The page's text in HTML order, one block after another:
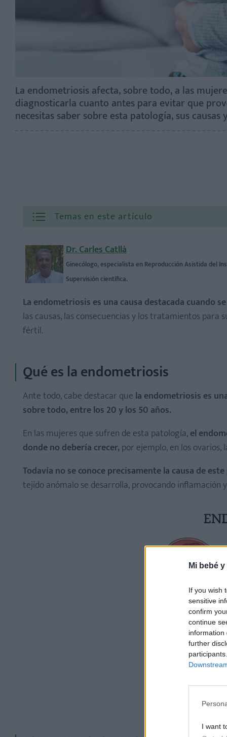
Mi bebé
If you wish
sensitive
confirm
continue
information
further
I want
La endometriosis afecta, sobre todo, a las
diagnosticarla cuanto antes para evitar que
necesitas saber sobre esta patología, sus
Temas en este artículo
1. Calambres menstruales dolorosos
2. Dolor durante las relaciones sexuales
5. Períodos menstruales abundantes
6. Manchado premenstrual o sangrado entre períodos
1. Tratamiento farmacológico
Dr. Carles Catllà
Ginecólogo, especialista en Reproducción Asistida del
Supervisión científica.
La endometriosis es una causa destacada cuando
las causas, las consecuencias y los tratamientos
fértil.
Qué es la endometriosis
Ante todo, cabe destacar que la endometriosis es
sobre todo, entre los 20 y los 50 años.
En las mujeres que sufren de esta patología,el
donde no debería crecer,por ejemplo, en los
Todavía no se conoce precisamente la causa de
tejido anómalo se desarrolla, provocando inflamación